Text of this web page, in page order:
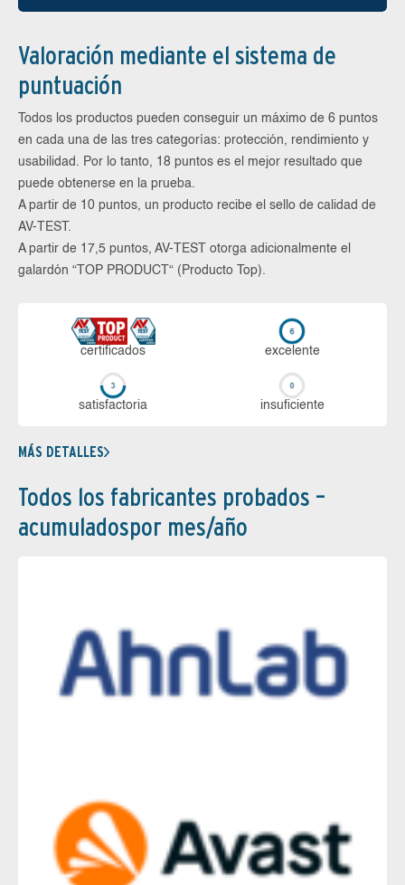
Valoración mediante el sistema de
puntuación
Todos los productos pueden conseguir un máximo de 6 puntos
en cada una de las tres categorías: protección, rendimiento y
usabilidad. Por lo tanto, 18 puntos es el mejor resultado que
puede obtenerse en la prueba.
A partir de 10 puntos, un producto recibe el sello de calidad de
AV-TEST.
A partir de 17,5 puntos, AV-TEST otorga adicionalmente el
galardón “TOP PRODUCT“ (Producto Top).
certi­ficados ex­ce­len­te
sa­tis­fac­to­ria in­su­fi­cien­te
MÁS DETALLES
Todos los fabricantes probados –
acumuladospor mes/año